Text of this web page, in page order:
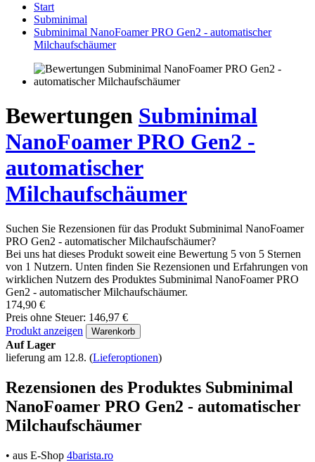
Start
Subminimal
Subminimal NanoFoamer PRO Gen2 - automatischer
Milchaufschäumer
Bewertungen Subminimal
NanoFoamer PRO Gen2 -
automatischer
Milchaufschäumer
Suchen Sie Rezensionen für das Produkt Subminimal NanoFoamer
PRO Gen2 - automatischer Milchaufschäumer?
Bei uns hat dieses Produkt soweit eine Bewertung 5 von 5 Sternen
von 1 Nutzern. Unten finden Sie Rezensionen und Erfahrungen von
wirklichen Nutzern des Produktes Subminimal NanoFoamer PRO
Gen2 - automatischer Milchaufschäumer.
174,90 €
Preis ohne Steuer: 146,97 €
Produkt anzeigen
Warenkorb
Auf Lager
lieferung am 12.8. (Lieferoptionen)
Rezensionen des Produktes Subminimal
NanoFoamer PRO Gen2 - automatischer
Milchaufschäumer
• aus E-Shop 4barista.ro